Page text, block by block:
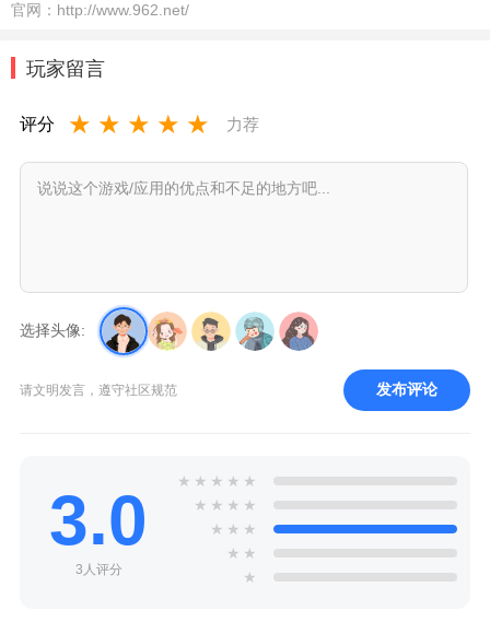
官网： http://www.962.net/
玩家留言
评分 ★ ★ ★ ★ ★ 力荐
选择头像:
请文明发言，遵守社区规范 发布评论
3.0
3人评分
★ ★ ★ ★ ★
★ ★ ★ ★
★ ★ ★
★ ★
★